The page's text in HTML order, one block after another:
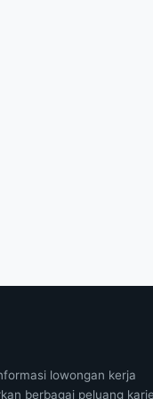
lowongan kerja
berbagai peluang